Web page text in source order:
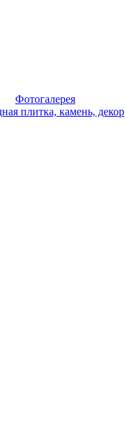
Фотогалерея
плитка, камень, декор